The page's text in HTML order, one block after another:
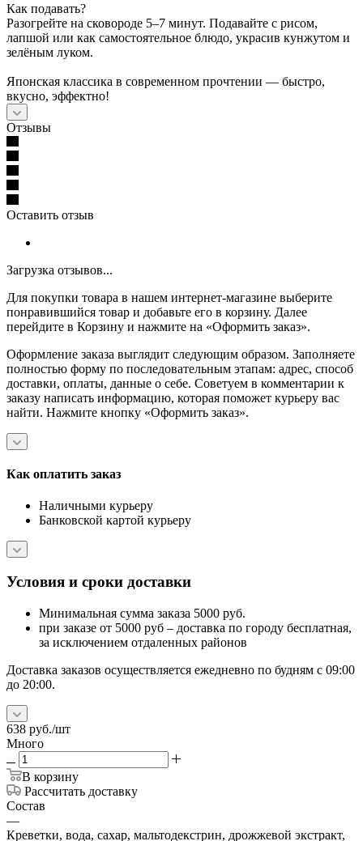
Как подавать?
Разогрейте на сковороде 5–7 минут. Подавайте с рисом,
лапшой или как самостоятельное блюдо, украсив кунжутом и
зелёным луком.
Японская классика в современном прочтении — быстро,
вкусно, эффектно!
Отзывы
Оставить отзыв
Загрузка отзывов...
Для покупки товара в нашем интернет-магазине выберите
понравившийся товар и добавьте его в корзину. Далее
перейдите в Корзину и нажмите на «Оформить заказ».
Оформление заказа выглядит следующим образом. Заполняете
полностью форму по последовательным этапам: адрес, способ
доставки, оплаты, данные о себе. Советуем в комментарии к
заказу написать информацию, которая поможет курьеру вас
найти. Нажмите кнопку «Оформить заказ».
Как оплатить заказ
Наличными курьеру
Банковской картой курьеру
Условия и сроки доставки
Минимальная сумма заказа 5000 руб.
при заказе от 5000 руб – доставка по городу бесплатная,
за исключением отдаленных районов
Доставка заказов осуществляется ежедневно по будням с 09:00
до 20:00.
638 руб./шт
Много
В корзину
Рассчитать доставку
Состав
—
Креветки, вода, сахар, мальтодекстрин, дрожжевой экстракт,